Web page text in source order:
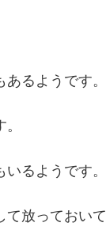
るようです。
るようです。
放っておいて